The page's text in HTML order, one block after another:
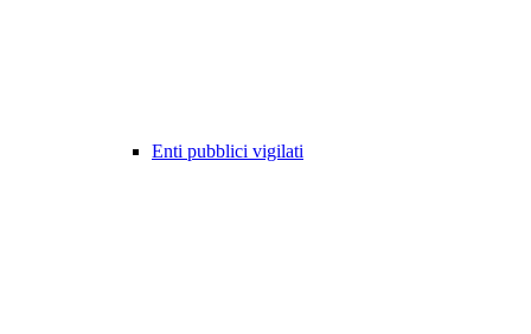
Enti pubblici vigilati